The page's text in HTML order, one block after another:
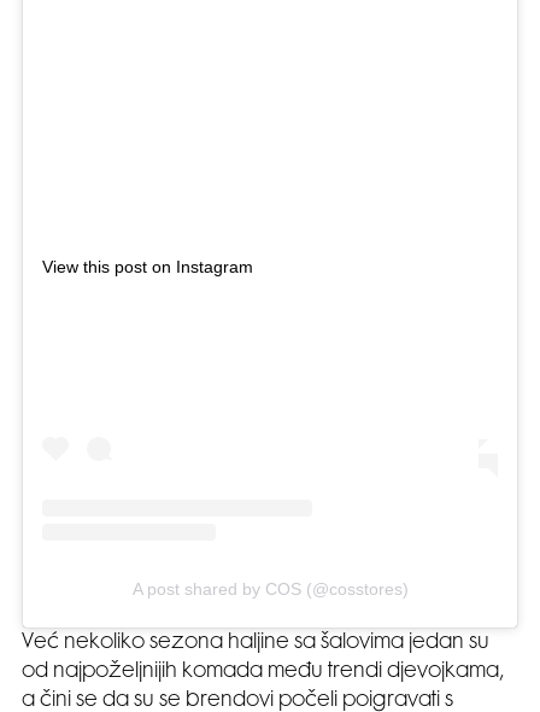
View this post on Instagram
A post shared by COS (@cosstores)
Već nekoliko sezona haljine sa šalovima jedan su
od najpoželjnijih komada među trendi djevojkama,
a čini se da su se brendovi počeli poigravati s